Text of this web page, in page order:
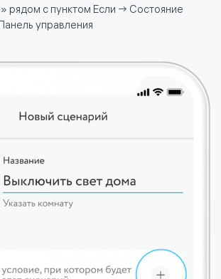
рядом с пунктом Если → Состояние
управления